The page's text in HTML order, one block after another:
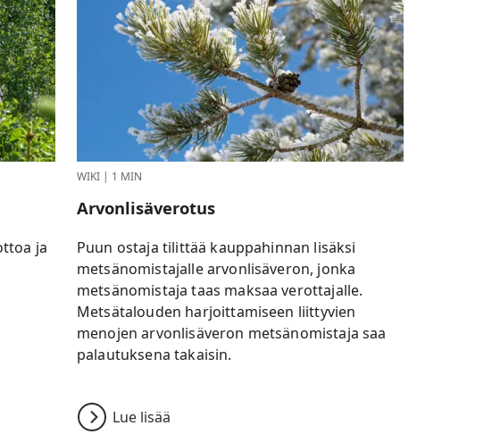
ja
WIKI | 1 MIN
Arvonlisäverotus
Puun ostaja tilittää kauppahinnan lisäksi
metsänomistajalle arvonlisäveron, jonka
metsänomistaja taas maksaa verottajalle.
Metsätalouden harjoittamiseen liittyvien
menojen arvonlisäveron metsänomistaja saa
palautuksena takaisin.
Lue lisää